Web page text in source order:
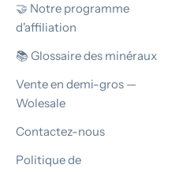
🤝 Notre programme
d'affiliation
📚 Glossaire des minéraux
Vente en demi-gros —
Wolesale
Contactez-nous
Politique de